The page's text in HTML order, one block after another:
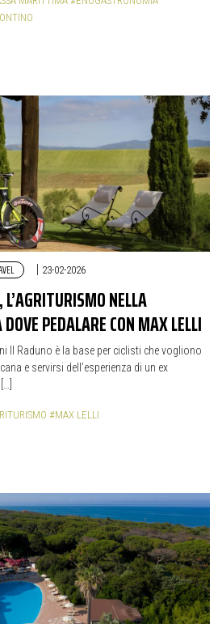
| 23-02-2026
NELLA
PEDALARE CON MAX LELLI
Il Raduno è la base per ciclisti che vogliono
e servirsi dell’esperienza di un ex
#MAX LELLI